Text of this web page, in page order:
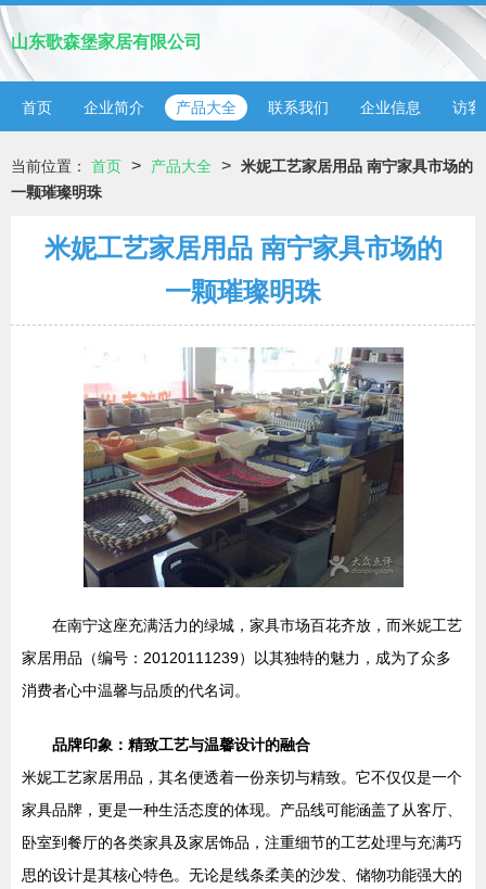
山东歌森堡家居有限公司
首页 企业简介 产品大全 联系我们 企业信息 访客
当前位置： 首页 > 产品大全 > 米妮工艺家居用品 南宁家具市场的
一颗璀璨明珠
米妮工艺家居用品 南宁家具市场的
一颗璀璨明珠
在南宁这座充满活力的绿城，家具市场百花齐放，而米妮工艺
家居用品（编号：20120111239）以其独特的魅力，成为了众多
消费者心中温馨与品质的代名词。
品牌印象：精致工艺与温馨设计的融合
米妮工艺家居用品，其名便透着一份亲切与精致。它不仅仅是一个
家具品牌，更是一种生活态度的体现。产品线可能涵盖了从客厅、
卧室到餐厅的各类家具及家居饰品，注重细节的工艺处理与充满巧
思的设计是其核心特色。无论是线条柔美的沙发、储物功能强大的